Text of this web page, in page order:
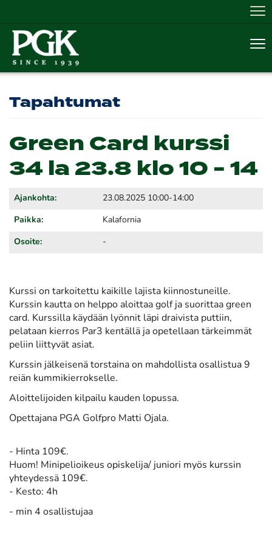
Tapahtumat
Green Card kurssi
34 la 23.8 klo 10 - 14
Ajankohta: 23.08.2025 10:00-14:00
Paikka: Kalafornia
Osoite: -
Kurssi on tarkoitettu kaikille lajista kiinnostuneille.
Kurssin kautta on helppo aloittaa golf ja suorittaa green
card. Kurssilla käydään lyönnit läpi draivista puttiin,
pelataan kierros Par3 kentällä ja opetellaan tärkeimmät
peliin liittyvät asiat.
Kurssin jälkeisenä torstaina on mahdollista osallistua 9
reiän kummikierrokselle.
Aloittelijoiden kilpailu kauden lopussa.
Opettajana PGA Golfpro Matti Ojala.
- Hinta 109€.
​Huom! Minipelioikeus opiskelija/ juniori myös kurssin
yhteydessä 109€.
- Kesto: 4h
- min 4 osallistujaa